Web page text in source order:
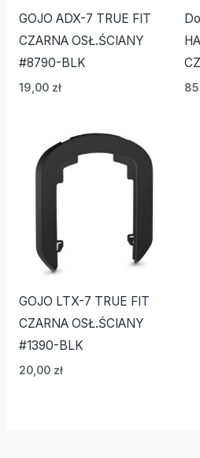
GOJO ADX-7 TRUE FIT
CZARNA OSŁ.ŚCIANY
#8790-BLK
19,00 zł
GOJO LTX-7 TRUE FIT
CZARNA OSŁ.ŚCIANY
#1390-BLK
20,00 zł